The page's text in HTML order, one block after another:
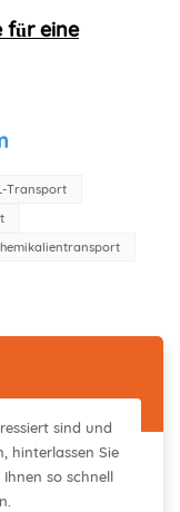
für eine
Transport
sind und
hinterlassen Sie
so schnell